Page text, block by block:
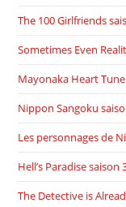
The 100 Girlfriends
Sometimes Even
Mayonaka Heart
Nippon Sangoku
Les personnages de
Hell’s Paradise saison
The Detective is